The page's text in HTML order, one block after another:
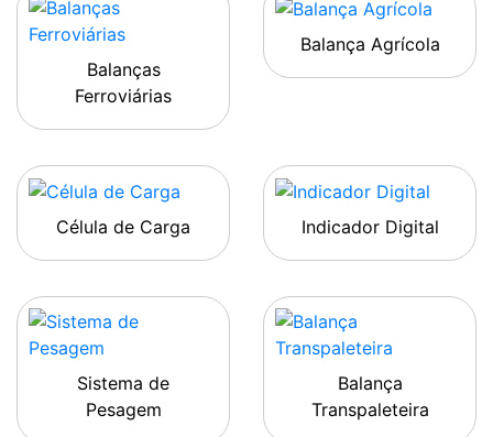
Balanças
Ferroviárias
Balança Agrícola
Célula de Carga Indicador Digital
Sistema de
Pesagem
Balança
Transpaleteira